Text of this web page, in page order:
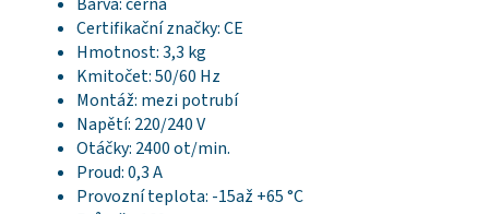
Certifikační značky: CE
Hmotnost: 3,3 kg
Kmitočet: 50/60 Hz
Montáž: mezi potrubí
Napětí: 220/240 V
Otáčky: 2400 ot/min.
Proud: 0,3 A
Provozní teplota: -15až +65 °C